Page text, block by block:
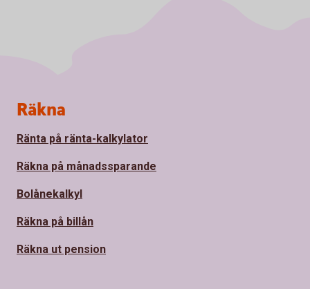
Sidfot
Räkna
Ränta på ränta-kalkylator
Räkna på månadssparande
Bolånekalkyl
Räkna på billån
Räkna ut pension